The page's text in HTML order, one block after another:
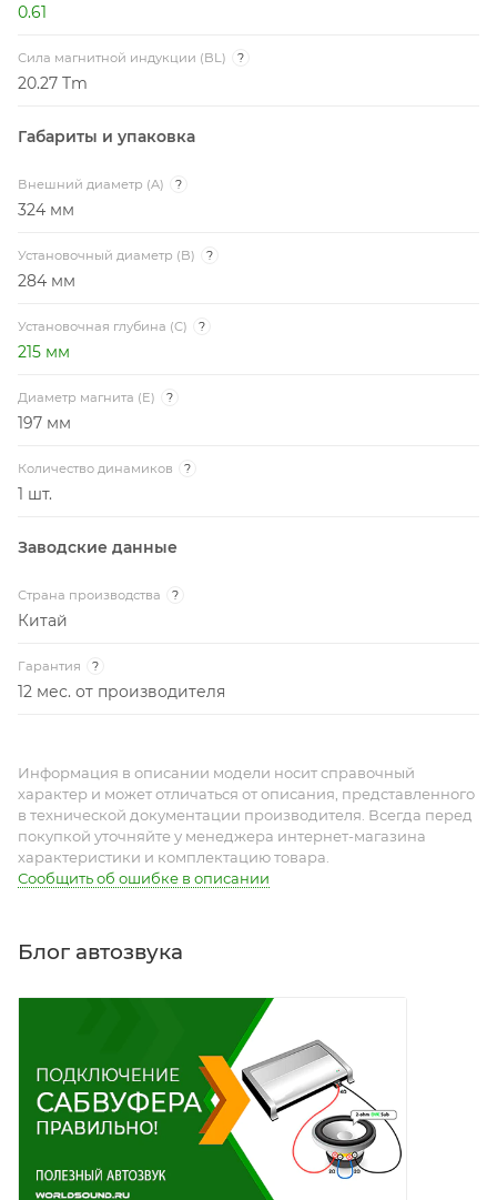
0.61
Сила магнитной индукции (BL) ?
20.27 Tm
Габариты и упаковка
Внешний диаметр (A) ?
324 мм
Установочный диаметр (B) ?
284 мм
Установочная глубина (C) ?
215 мм
Диаметр магнита (E) ?
197 мм
Количество динамиков ?
1 шт.
Заводские данные
Страна производства ?
Китай
Гарантия ?
12 мес. от производителя
Информация в описании модели носит справочный
характер и может отличаться от описания, представленного
в технической документации производителя. Всегда перед
покупкой уточняйте у менеджера интернет-магазина
характеристики и комплектацию товара.
Сообщить об ошибке в описании
Блог автозвука